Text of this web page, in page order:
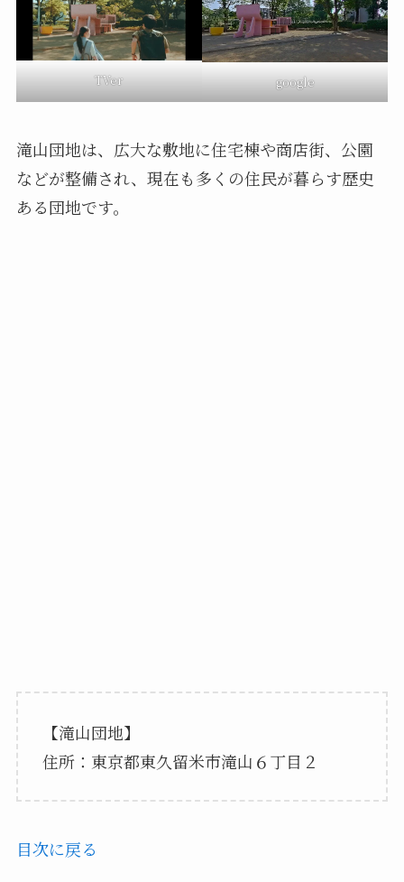
TVer google
滝山団地は、広大な敷地に住宅棟や商店街、公園
などが整備され、現在も多くの住民が暮らす歴史
ある団地です。
【滝山団地】
住所：東京都東久留米市滝山６丁目２
目次に戻る